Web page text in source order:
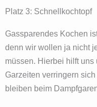
Platz 3: Schnellkochtopf
Gassparendes Kochen
denn wir wollen ja nicht
müssen. Hierbei hilft
Garzeiten verringern
bleiben beim